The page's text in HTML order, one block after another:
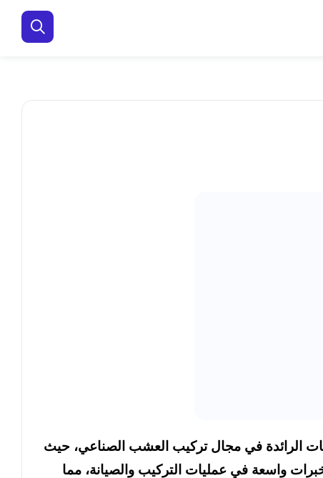
الرائدة في مجال تركيب العشب الصناعي، حيث
واسعة في عمليات التركيب والصيانة، مما